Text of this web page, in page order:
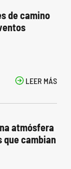
de camino
LEER MÁS
atmósfera
cambian